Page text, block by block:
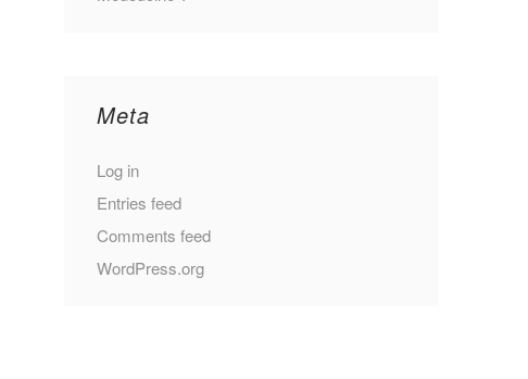
Meta
Log in
Entries feed
Comments feed
WordPress.org